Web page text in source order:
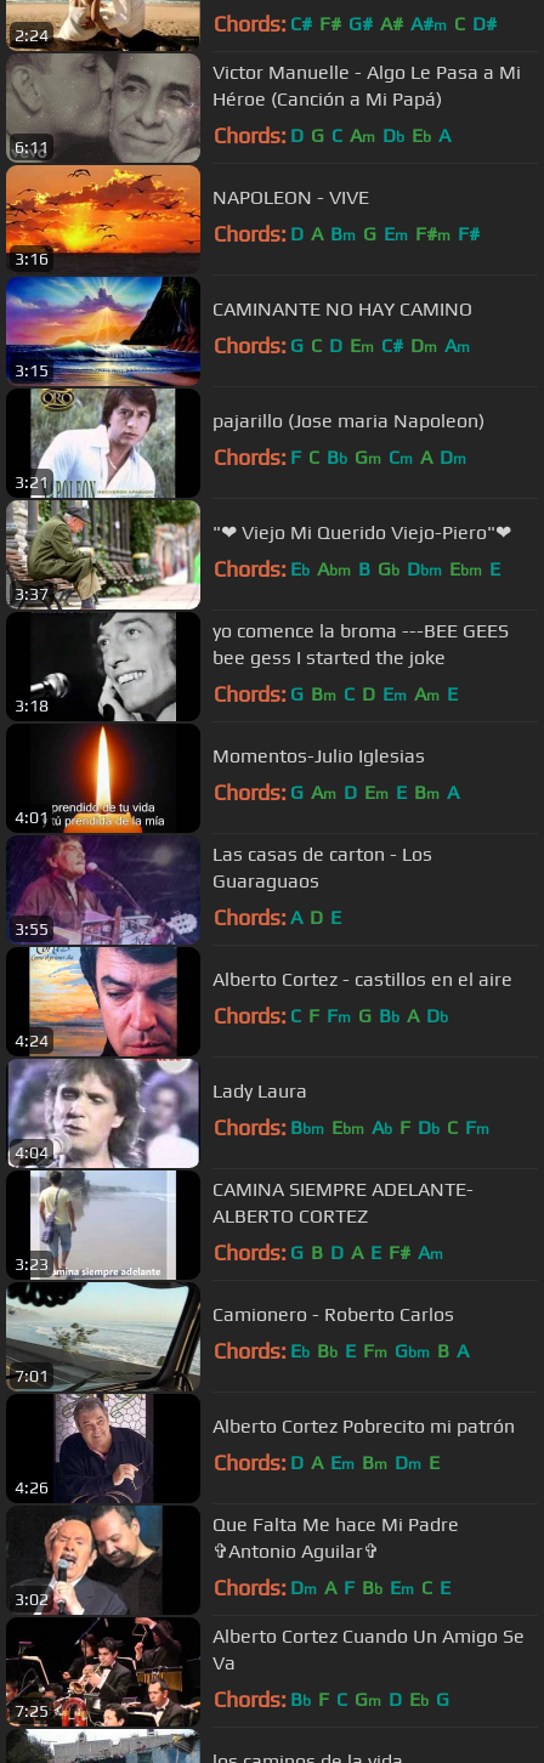
2:24 Chords: C# F# G# A# A#m C D#
6:11
Victor Manuelle - Algo Le Pasa a Mi
Héroe (Canción a Mi Papá)
Chords: D G C Am Db Eb A
3:16
NAPOLEON - VIVE
Chords: D A Bm G Em F#m F#
3:15
CAMINANTE NO HAY CAMINO
Chords: G C D Em C# Dm Am
3:21
pajarillo (Jose maria Napoleon)
Chords: F C Bb Gm Cm A Dm
3:37
"❤ Viejo Mi Querido Viejo-Piero"❤
Chords: Eb Abm B Gb Dbm Ebm E
3:18
yo comence la broma ---BEE GEES
bee gess I started the joke
Chords: G Bm C D Em Am E
4:01
Momentos-Julio Iglesias
Chords: G Am D Em E Bm A
3:55
Las casas de carton - Los
Guaraguaos
Chords: A D E
4:24
Alberto Cortez - castillos en el aire
Chords: C F Fm G Bb A Db
4:04
Lady Laura
Chords: Bbm Ebm Ab F Db C Fm
3:23
CAMINA SIEMPRE ADELANTE-
ALBERTO CORTEZ
Chords: G B D A E F# Am
7:01
Camionero - Roberto Carlos
Chords: Eb Bb E Fm Gbm B A
4:26
Alberto Cortez Pobrecito mi patrón
Chords: D A Em Bm Dm E
3:02
Que Falta Me hace Mi Padre
✞Antonio Aguilar✞
Chords: Dm A F Bb Em C E
7:25
Alberto Cortez Cuando Un Amigo Se
Va
Chords: Bb F C Gm D Eb G